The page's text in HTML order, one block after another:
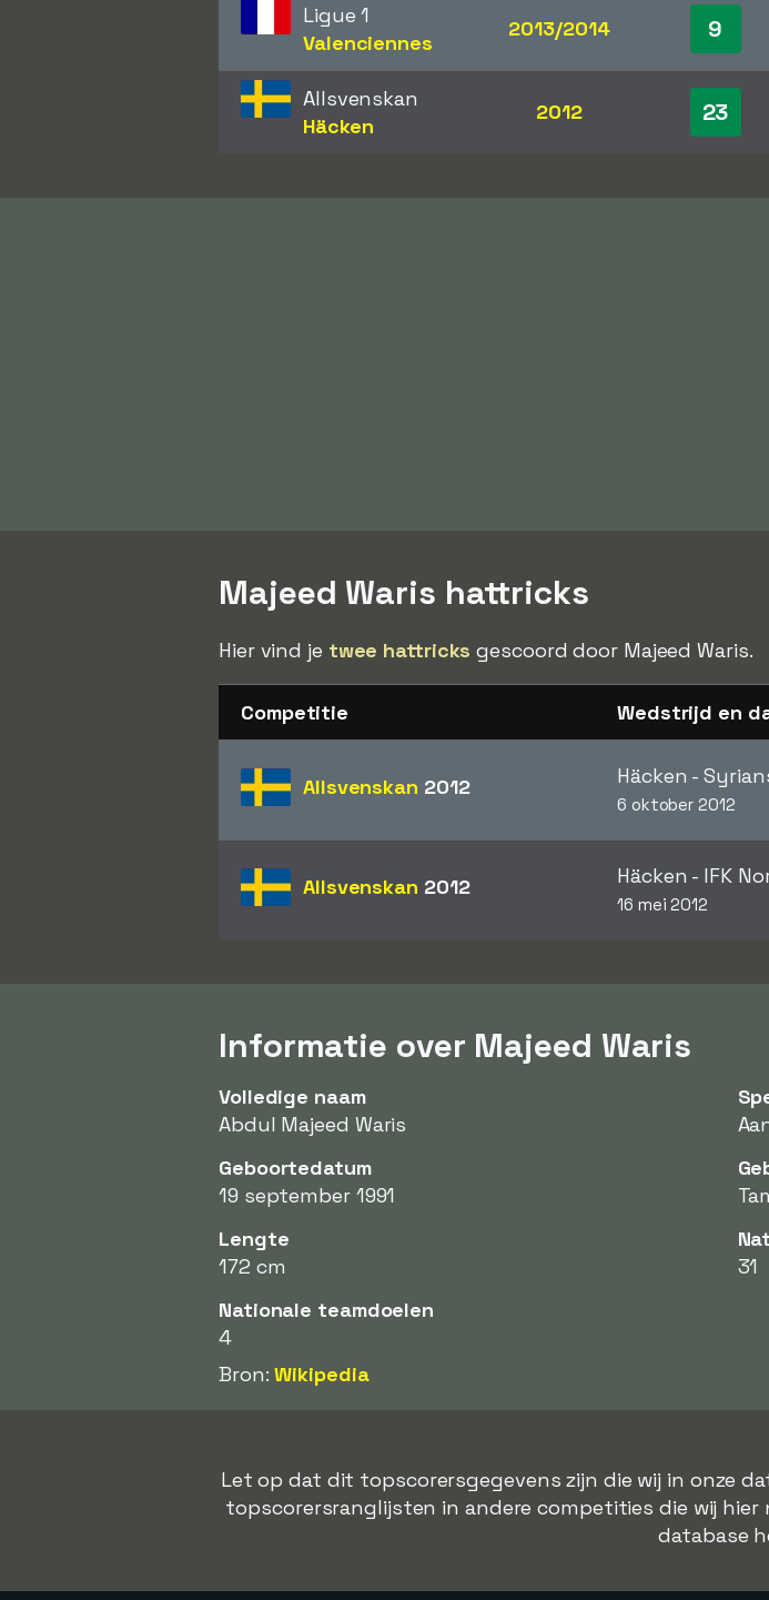
Ligue 1
Valenciennes
2013/2014 9
Allsvenskan
Häcken
2012 23
Majeed Waris hattricks
Hier vind je twee hattricks gescoord door Majeed Waris.
Competitie Wedstrijd en
Allsvenskan 2012 Häcken -
6 oktober 2012
Allsvenskan 2012 Häcken - IFK
16 mei 2012
Informatie over Majeed Waris
Volledige naam
Abdul Majeed Waris
Geboortedatum
19 september 1991
Lengte
172 cm
31
Nationale teamdoelen
4
Bron:Wikipedia
Let op dat dit topscorersgegevens zijn die wij in onze
topscorersranglijsten in andere competities die wij
database